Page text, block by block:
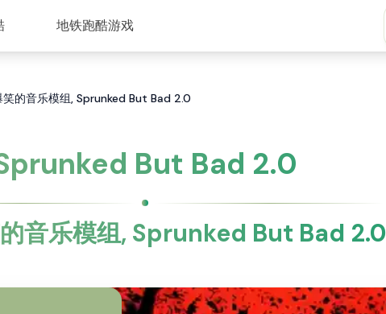
地铁跑酷游戏
的音乐模组, Sprunked But Bad 2.0
But Bad 2.0
音乐模组, Sprunked But Bad 2.0